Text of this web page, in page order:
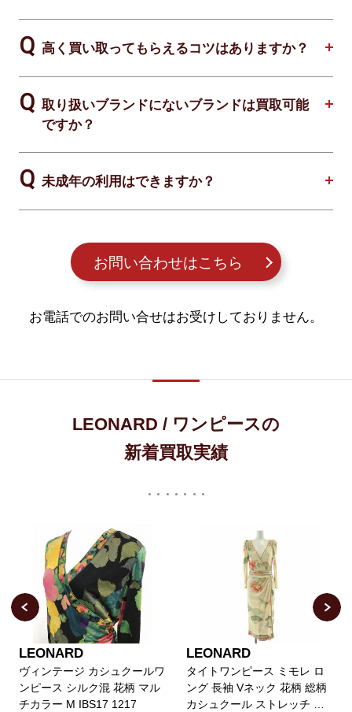
高く買い取ってもらえるコツはありますか？
取り扱いブランドにないブランドは買取可能
ですか？
未成年の利用はできますか？
お問い合わせはこちら
お電話でのお問い合せはお受けしておりません。
LEONARD / ワンピースの
新着買取実績
LEONARD
ヴィンテージ カシュクールワ
ンピース シルク混 花柄 マル
チカラー M IBS17 1217
LEONARD
タイトワンピース ミモレ ロ
ング 長袖 Vネック 花柄 総柄
カシュクール ストレッチ シ